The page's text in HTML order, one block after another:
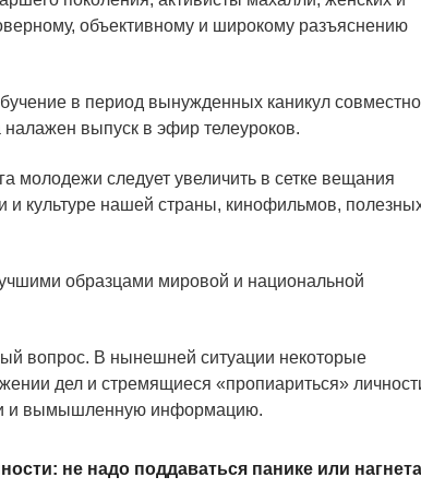
объективному и широкому разъяснению
в период вынужденных каникул
выпуск в эфир телеуроков.
молодежи следует увеличить в сетке вещания
культуре нашей страны, кинофильмов,
образцами мировой и национальной
вопрос. В нынешней ситуации некоторые
дел и стремящиеся «пропиариться»
и вымышленную информацию.
не надо поддаваться панике или